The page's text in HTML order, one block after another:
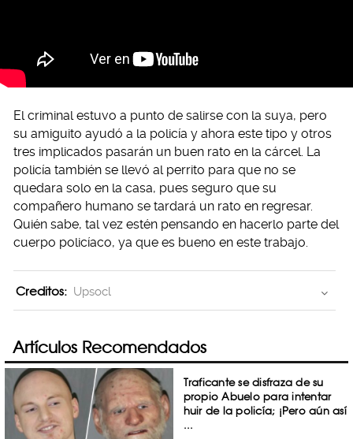
El criminal estuvo a punto de salirse con la suya, pero
su amiguito ayudó a la policía y ahora este tipo y otros
tres implicados pasarán un buen rato en la cárcel. La
policía también se llevó al perrito para que no se
quedara solo en la casa, pues seguro que su
compañero humano se tardará un rato en regresar.
Quién sabe, tal vez estén pensando en hacerlo parte del
cuerpo policíaco, ya que es bueno en este trabajo.
Creditos: Upsocl
Artículos Recomendados
Traficante se disfraza de su
propio Abuelo para intentar
huir de la policía; ¡Pero aún así
...